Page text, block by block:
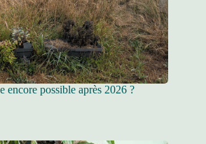
encore possible après 2026 ?